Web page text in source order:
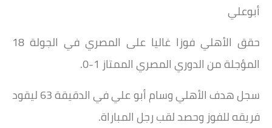
أبوعلي
حقق الأهلي فوزا غاليا على المصري في الجولة 18
المؤجلة من الدوري المصري الممتاز 1-0.
سجل هدف الأهلي وسام أبو علي في الدقيقة 63 ليقود
فريقه للفوز وحصد لقب رجل المباراة.